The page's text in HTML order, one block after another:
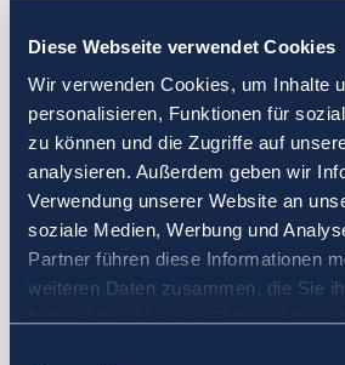
Diese Webseite verwendet Cookies
Wir verwenden Cookies, um Inhalte
personalisieren, Funktionen für
zu können und die Zugriffe auf
analysieren. Außerdem geben wir
Verwendung unserer Website an
soziale Medien, Werbung und
Partner führen diese Informationen
weiteren Daten zusammen, die Sie